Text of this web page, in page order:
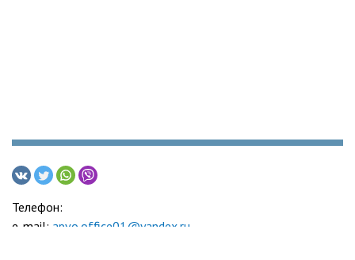
Телефон:
e-mail: apvo.office01@yandex.ru